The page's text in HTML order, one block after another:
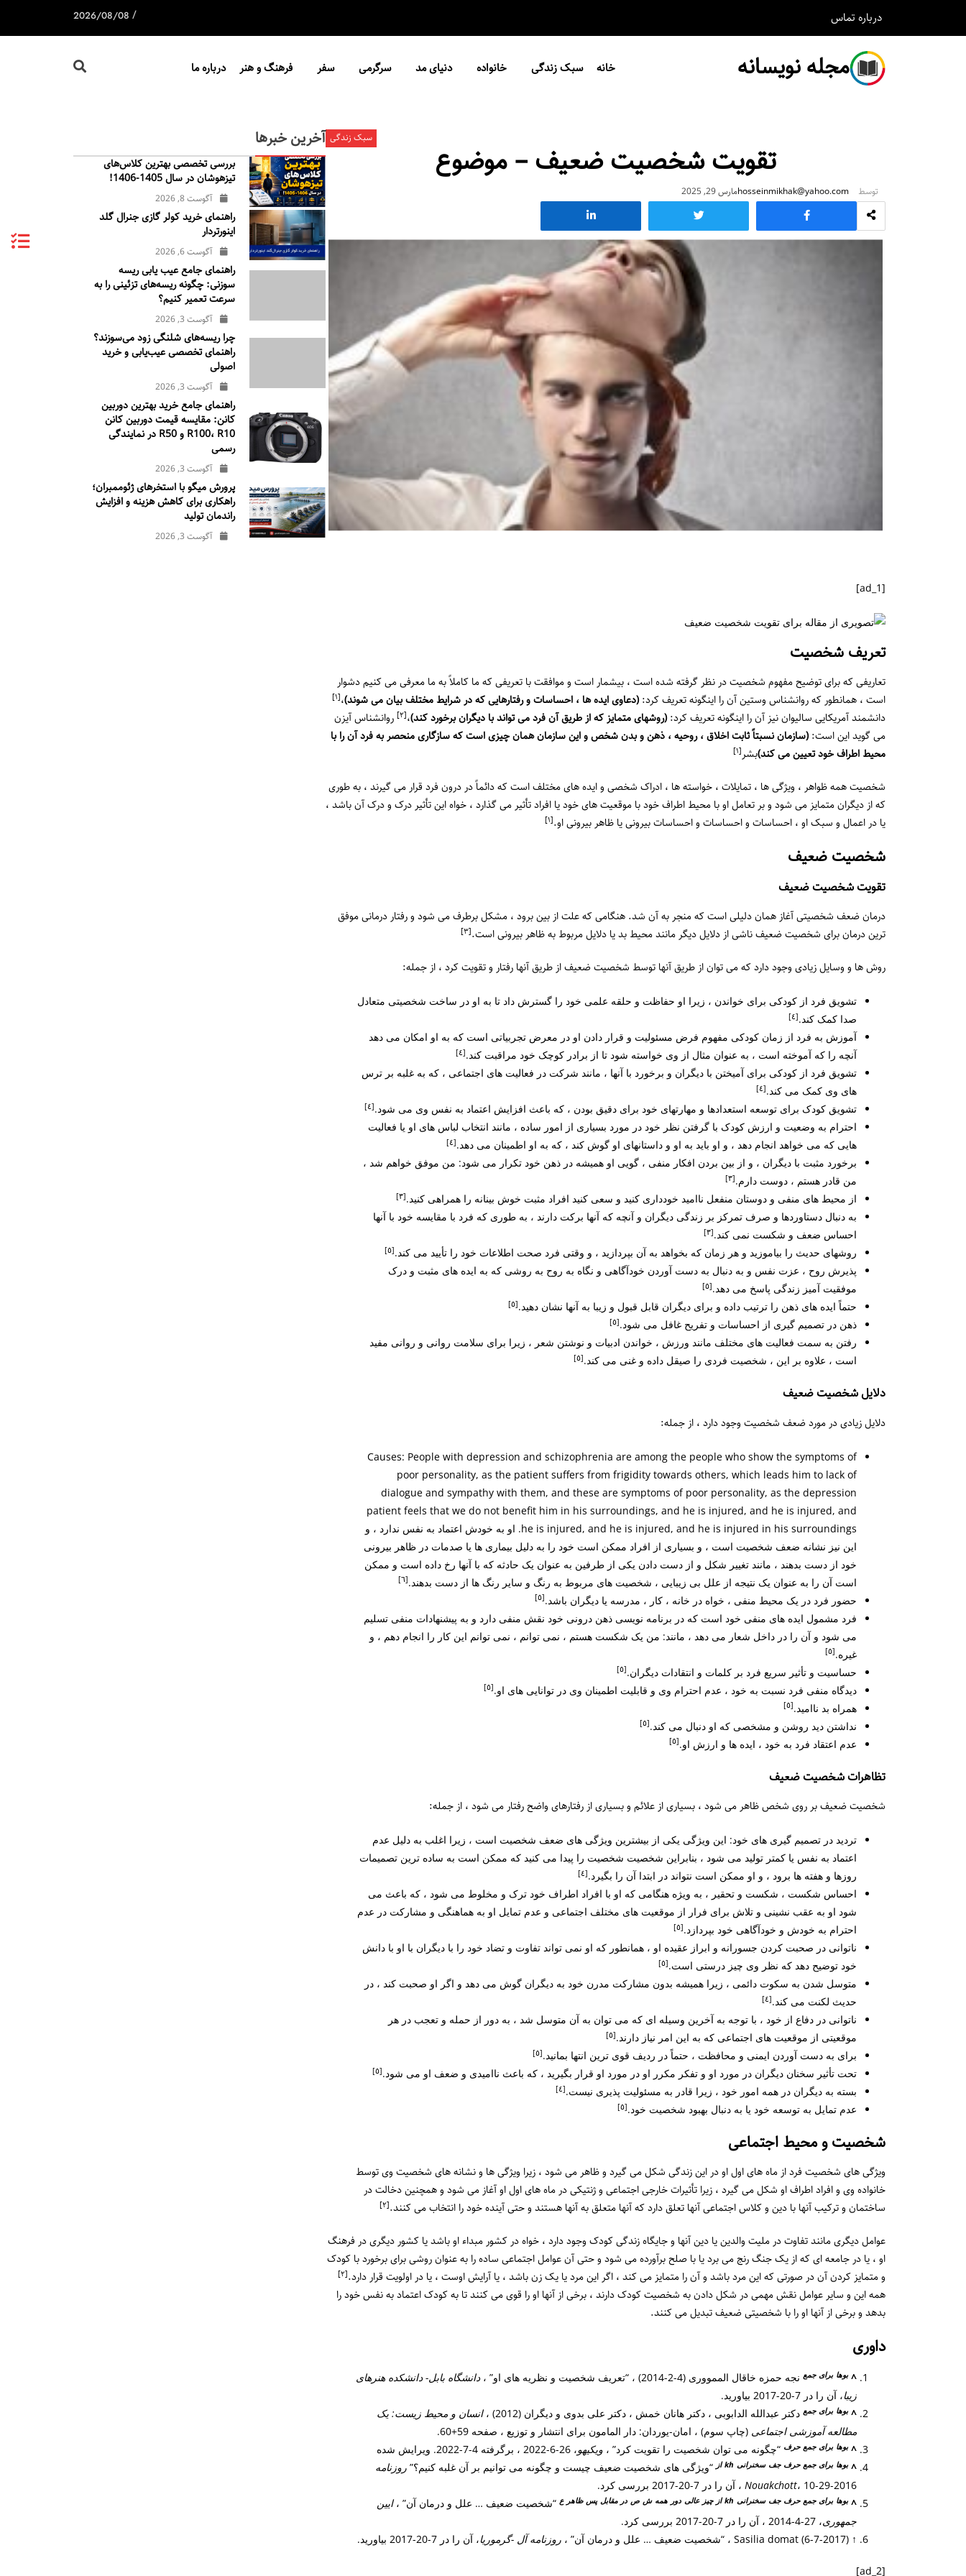
درباره تماس /
2026/08/08
مجله نویسانه خانه سبک زندگی خانواده دنیای مد سرگرمی سفر فرهنگ و هنر درباره ما
سبک زندگی
تقویت شخصیت ضعیف – موضوع
توسط hosseinmikhak@yahoo.comمارس 29, 2025
[ad_1]
تعریف شخصیت
تعاریفی که برای توضیح مفهوم شخصیت در نظر گرفته شده است ، بیشمار است و موافقت با تعریفی که ما کاملاً به ما معرفی می کنیم دشوار
است ، همانطور که روانشناس وستین آن را اینگونه تعریف کرد:(دعاوی ایده ها ، احساسات و رفتارهایی که در شرایط مختلف بیان می شوند)،[١]
دانشمند آمریکایی سالیوان نیز آن را اینگونه تعریف کرد:(روشهای متمایز که از طریق آن فرد می تواند با دیگران برخورد کند)،[٢]
روانشناس آیزن
می گوید این است:(سازمان نسبتاً ثابت اخلاق ، روحیه ، ذهن و بدن شخص و این سازمان همان چیزی است که سازگاری منحصر به فرد آن را با
محیط اطراف خود تعیین می کند)بشر[١]
شخصیت همه ظواهر ، ویژگی ها ، تمایلات ، خواسته ها ، ادراک شخصی و ایده های مختلف است که دائماً در درون فرد قرار می گیرند ، به طوری
که از دیگران متمایز می شود و بر تعامل او با محیط اطراف خود با موقعیت های خود یا افراد تأثیر می گذارد ، خواه این تأثیر درک و درک آن باشد ،
یا در اعمال و سبک او ، احساسات و احساسات و احساسات بیرونی یا ظاهر بیرونی او.[١]
شخصیت ضعیف
تقویت شخصیت ضعیف
درمان ضعف شخصیتی آغاز همان دلیلی است که منجر به آن شد. هنگامی که علت از بین برود ، مشکل برطرف می شود و رفتار درمانی موفق
ترین درمان برای شخصیت ضعیف ناشی از دلایل دیگر مانند محیط بد یا دلایل مربوط به ظاهر بیرونی است.[٣]
روش ها و وسایل زیادی وجود دارد که می توان از طریق آنها توسط شخصیت ضعیف از طریق آنها رفتار و تقویت کرد ، از جمله:
تشویق فرد از کودکی برای خواندن ، زیرا او حفاظت و حلقه علمی خود را گسترش داد تا به او در ساخت شخصیتی متعادل
صدا کمک کند.[٤]
آموزش به فرد از زمان کودکی مفهوم فرض مسئولیت و قرار دادن او در معرض تجربیاتی است که به او امکان می دهد
آنچه را که آموخته است ، به عنوان مثال از وی خواسته شود تا از برادر کوچک خود مراقبت کند.[٤]
تشویق فرد از کودکی برای آمیختن با دیگران و برخورد با آنها ، مانند شرکت در فعالیت های اجتماعی ، که به غلبه بر ترس
های وی کمک می کند.[٤]
تشویق کودک برای توسعه استعدادها و مهارتهای خود برای دقیق بودن ، که باعث افزایش اعتماد به نفس وی می شود.[٤]
احترام به وضعیت و ارزش کودک با گرفتن نظر خود در مورد بسیاری از امور ساده ، مانند انتخاب لباس های او یا فعالیت
هایی که می خواهد انجام دهد ، و او باید به او و داستانهای او گوش کند ، که به او اطمینان می دهد.[٤]
برخورد مثبت با دیگران ، و از بین بردن افکار منفی ، گویی او همیشه در ذهن خود تکرار می شود: من موفق خواهم شد ،
من قادر هستم ، دوست دارم.[٣]
از محیط های منفی و دوستان منفعل ناامید خودداری کنید و سعی کنید افراد مثبت خوش بینانه را همراهی کنید.[٣]
به دنبال دستاوردها و صرف تمرکز بر زندگی دیگران و آنچه که آنها برکت دارند ، به طوری که فرد با مقایسه خود با آنها
احساس ضعف و شکست نمی کند.[٣]
روشهای حدیث را بیاموزید و هر زمان که بخواهد به آن بپردازید ، و وقتی فرد صحت اطلاعات خود را تأیید می کند.[٥]
پذیرش روح ، عزت نفس و به دنبال به دست آوردن خودآگاهی و نگاه به روح به روشی که به ایده های مثبت و درک
موفقیت آمیز زندگی پاسخ می دهد.[٥]
حتماً ایده های ذهن را ترتیب داده و برای دیگران قابل قبول و زیبا به آنها نشان دهید.[٥]
ذهن در تصمیم گیری از احساسات و تفریح ​​غافل می شود.[٥]
رفتن به سمت فعالیت های مختلف مانند ورزش ، خواندن ادبیات و نوشتن شعر ، زیرا برای سلامت روانی و روانی مفید
است ، علاوه بر این ، شخصیت فردی را صیقل داده و غنی می کند.[٥]
دلایل شخصیت ضعیف
دلایل زیادی در مورد ضعف شخصیت وجود دارد ، از جمله:
Causes: People with depression and schizophrenia are among the people who show the symptoms of
poor personality, as the patient suffers from frigidity towards others, which leads him to lack of
dialogue and sympathy with them, and these are symptoms of poor personality, as the depression
patient feels that we do not benefit him in his surroundings, and he is injured, and he is injured, and
he is injured, and he is injured, and he is injured in his surroundings. او به خودش اعتماد به نفس ندارد ، و
این نیز نشانه ضعف شخصیت است ، و بسیاری از افراد ممکن است خود را به دلیل بیماری ها یا صدمات در ظاهر بیرونی
خود از دست بدهند ، مانند تغییر شکل و از دست دادن یکی از طرفین به عنوان یک حادثه که با آنها رخ داده است و ممکن
است آن را به عنوان یک نتیجه از علل بی زیبایی ، شخصیت های مربوط به رنگ و سایر رنگ ها از دست بدهند.[٦]
حضور فرد در یک محیط منفی ، خواه در خانه ، کار ، مدرسه یا دیگران باشد.[٥]
فرد مشمول ایده های منفی خود است که در برنامه نویسی ذهن درونی خود نقش منفی دارد و به پیشنهادات منفی تسلیم
می شود و آن را در داخل شعار می دهد ، مانند: من یک شکست هستم ، نمی توانم ، نمی توانم این کار را انجام دهم ، و
غیره.[٥]
حساسیت و تأثیر سریع فرد بر کلمات و انتقادات دیگران.[٥]
دیدگاه منفی فرد نسبت به خود ، عدم احترام وی و قابلیت اطمینان وی در توانایی های او.[٥]
همراه بد ناامید.[٥]
نداشتن دید روشن و مشخصی که او دنبال می کند.[٥]
عدم اعتقاد فرد به خود ، ایده ها و ارزش او.[٥]
تظاهرات شخصیت ضعیف
شخصیت ضعیف بر روی شخص ظاهر می شود ، بسیاری از علائم و بسیاری از رفتارهای واضح رفتار می شود ، از جمله:
تردید در تصمیم گیری های خود: این ویژگی یکی از بیشترین ویژگی های ضعف شخصیت است ، زیرا اغلب به دلیل عدم
اعتماد به نفس یا کمتر تولید می شود ، بنابراین شخصیت شخصیت را پیدا می کنید که ممکن است به ساده ترین تصمیمات
روزها و هفته ها برود ، و او ممکن است نتواند در ابتدا آن را بگیرد.[٤]
احساس شکست ، شکست و تحقیر ، به ویژه هنگامی که او با افراد اطراف خود ترک و مخلوط می شود ، که باعث می
شود او به عقب نشینی و تلاش برای فرار از موقعیت های مختلف اجتماعی و عدم تمایل او به هماهنگی و مشارکت در عدم
احترام به خودش و خودآگاهی خود بپردازد.[٥]
ناتوانی در صحبت کردن جسورانه و ابراز عقیده او ، همانطور که او نمی تواند تفاوت و تضاد خود را با دیگران با او با دانش
خود توضیح دهد که نظر وی چیز درستی است.[٥]
متوسل شدن به سکوت دائمی ، زیرا همیشه بدون مشارکت مدرن خود به دیگران گوش می دهد و اگر او صحبت کند ، در
حدیث لکنت می کند.[٤]
ناتوانی در دفاع از خود ، با توجه به آخرین وسیله ای که می توان به آن متوسل شد ، به دور از حمله و تعجب در هر
موقعیتی از موقعیت های اجتماعی که به این امر نیاز دارند.[٥]
برای به دست آوردن ایمنی و محافظت ، حتماً در ردیف قوی ترین انتها بمانید.[٥]
تحت تأثیر سخنان دیگران در مورد او و تفکر مکرر او در مورد او قرار بگیرید ، که باعث ناامیدی و ضعف او می شود.[٥]
بسته به دیگران در همه امور خود ، زیرا قادر به مسئولیت پذیری نیست.[٤]
عدم تمایل به توسعه خود یا به دنبال بهبود شخصیت خود.[٥]
شخصیت و محیط اجتماعی
ویژگی های شخصیت فرد از ماه های اول او در این زندگی شکل می گیرد و ظاهر می شود ، زیرا ویژگی ها و نشانه های شخصیت وی توسط
خانواده وی و افراد اطراف او شکل می گیرد ، زیرا تأثیرات خارجی اجتماعی و ژنتیکی در ماه های اول او آغاز می شود و همچنین دخالت در
ساختمان و ترکیب آنها با دین و کلاس اجتماعی آنها تعلق دارد که آنها متعلق به آنها هستند و حتی آینده خود را انتخاب می کنند.[٢]
عوامل دیگری مانند تفاوت در ملیت والدین یا دین آنها و جایگاه زندگی کودک وجود دارد ، خواه در کشور مبداء او باشد یا کشور دیگری در فرهنگ
او ، یا در جامعه ای که از یک جنگ رنج می برد یا با صلح برآورده می شود و حتی آن عوامل اجتماعی ساده را به عنوان روشی برای برخورد با کودک
و متمایز کردن آن در صورتی که این مرد باشد و آن را متمایز می کند ، اگر این مرد یا یک زن باشد ، یا آرایش اوست ، یا در اولویت قرار دارد.[٢]
همه این و سایر عوامل نقش مهمی در شکل دادن به شخصیت کودک دارند ، برخی از آنها او را قوی می کنند تا به کودک اعتماد به نفس خود را
بدهد و برخی از آنها او را با شخصیتی ضعیف تبدیل می کنند.
داوری
^ بوها برای جمع نجه حمزه خاقال الممووری (4-2-2014) ، “تعریف شخصیت و نظریه های او” ،
دانشگاه بابل- دانشکده هنرهای
زیبا، آن را در 7-20-2017 بیاورید.
^ بوها برای جمع دکتر عبدالله الدابوبی ، دکتر هانان خمش ، دکتر علی بدوی و دیگران (2012) ،
انسان و محیط زیست: یک
مطالعه آموزشی اجتماعی (چاپ سوم) ، امان-یوردان: دار المامون برای انتشار و توزیع ، صفحه 59+60.
^ بوها برای جمع حرف “چگونه می توان شخصیت را تقویت کرد” ، ویکیهو، 26-6-2022 ، برگرفته 4-7-2022. ویرایش شده
^ بوها برای جمع حرف جف سخنرانی kh از “ویژگی های شخصیت ضعیف چیست و چگونه می توانیم بر آن غلبه کنیم؟” روزنامه
Nouakchott، 10-29-2016 ، آن را در 7-20-2017 بررسی کرد.
^ بوها برای جمع حرف جف سخنرانی kh از چیز عالی دور همه ش ص در مقابل پس ظاهر ع “شخصیت ضعیف … علل و درمان آن” ،ایین
جمهوری، 27-4-2014 ، آن را در 7-20-2017 بررسی کرد.
↑ Sasilia domat (6-7-2017) ، “شخصیت ضعیف … علل و درمان آن” ، روزنامه آل -گرموریا، آن را در 7-20-2017 بیاورید.
[ad_2]
آخرین خبرها
بررسی تخصصی بهترین کلاس‌های
تیزهوشان در سال 1405-1406!
آگوست 8, 2026
راهنمای خرید کولر گازی جنرال‌ گلد
اینورتر‌دار
آگوست 6, 2026
راهنمای جامع عیب یابی ریسه
سوزنی: چگونه ریسه‌های تزئینی را به
سرعت تعمیر کنیم؟
آگوست 3, 2026
چرا ریسه‌های شلنگی زود می‌سوزند؟
راهنمای تخصصی عیب‌یابی و خرید
اصولی
آگوست 3, 2026
راهنمای جامع خرید بهترین دوربین
کانن: مقایسه قیمت دوربین کانن
R100، R10 و R50 در نمایندگی
رسمی
آگوست 3, 2026
پرورش میگو با استخرهای ژئوممبران؛
راهکاری برای کاهش هزینه و افزایش
راندمان تولید
آگوست 3, 2026